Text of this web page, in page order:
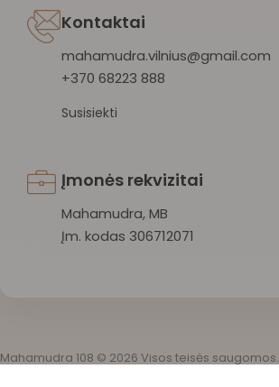
Kontaktai
mahamudra.vilnius@gmail.com
+370 68223 888
Susisiekti
Įmonės rekvizitai
Mahamudra, MB
Įm. kodas 306712071
Mahamudra 108 © 2026 Visos teisės saugomos.